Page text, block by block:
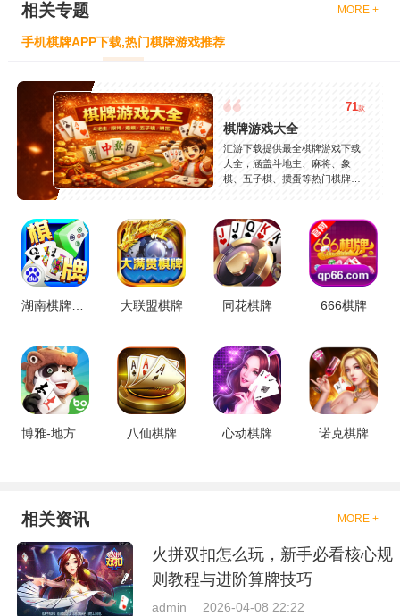
相关专题 MORE +
手机棋牌APP下载,热门棋牌游戏推荐
71款
棋牌游戏大全
汇游下载提供最全棋牌游戏下载
大全，涵盖斗地主、麻将、象
棋、五子棋、掼蛋等热门棋牌玩
玩的手机棋牌游戏。
湖南棋牌合集 大联盟棋牌 同花棋牌 666棋牌
博雅-地方棋牌 八仙棋牌 心动棋牌 诺克棋牌
相关资讯 MORE +
火拼双扣怎么玩，新手必看核心规
则教程与进阶算牌技巧
admin 2026-04-08 22:22